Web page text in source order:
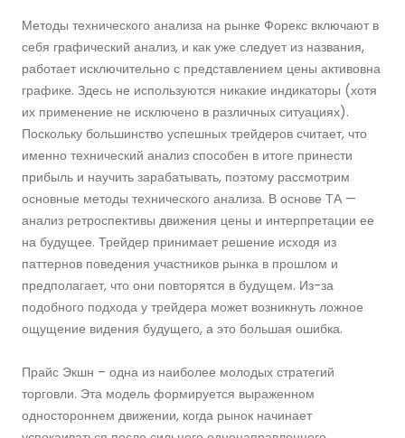
Методы технического анализа на рынке Форекс включают в
себя графический анализ, и как уже следует из названия,
работает исключительно с представлением цены активовна
графике. Здесь не используются никакие индикаторы (хотя
их применение не исключено в различных ситуациях).
Поскольку большинство успешных трейдеров считает, что
именно технический анализ способен в итоге принести
прибыль и научить зарабатывать, поэтому рассмотрим
основные методы технического анализа. В основе ТА —
анализ ретроспективы движения цены и интерпретации ее
на будущее. Трейдер принимает решение исходя из
паттернов поведения участников рынка в прошлом и
предполагает, что они повторятся в будущем. Из-за
подобного подхода у трейдера может возникнуть ложное
ощущение видения будущего, а это большая ошибка.
Прайс Экшн – одна из наиболее молодых стратегий
торговли. Эта модель формируется выраженном
одностороннем движении, когда рынок начинает